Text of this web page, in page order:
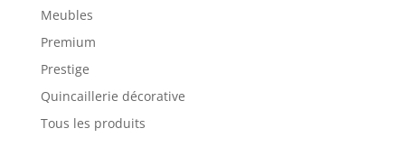
Meubles
Premium
Prestige
Quincaillerie décorative
Tous les produits